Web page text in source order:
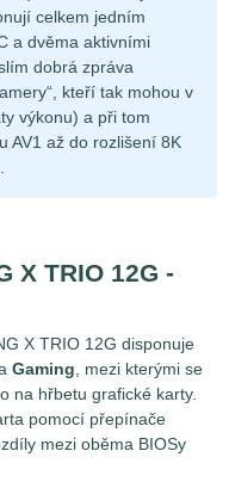
celkem jedním
a dvěma aktivními
dobrá zpráva
kteří tak mohou v
výkonu) a při tom
AV1 až do rozlišení 8K
X TRIO 12G -
X TRIO 12G disponuje
Gaming , mezi kterými se
na hřbetu grafické karty.
pomocí přepínače
mezi oběma BIOSy